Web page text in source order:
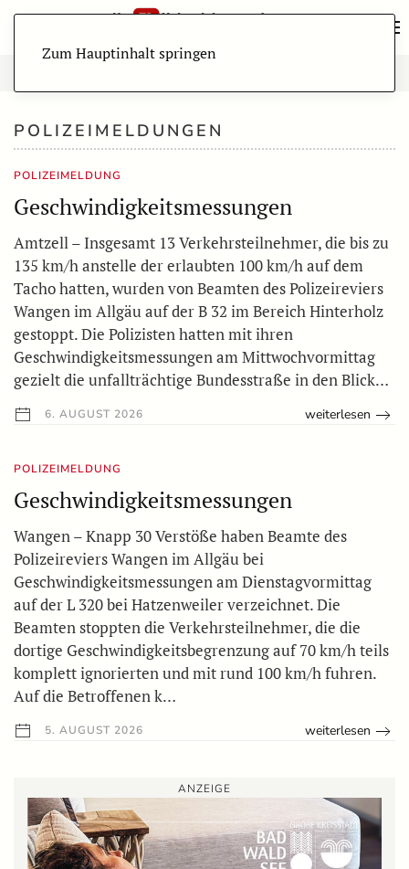
Zum Hauptinhalt springen
POLIZEIMELDUNGEN
POLIZEIMELDUNG
Geschwindigkeitsmessungen
Amtzell – Insgesamt 13 Verkehrsteilnehmer, die bis zu
135 km/h anstelle der erlaubten 100 km/h auf dem
Tacho hatten, wurden von Beamten des Polizeireviers
Wangen im Allgäu auf der B 32 im Bereich Hinterholz
gestoppt. Die Polizisten hatten mit ihren
Geschwindigkeitsmessungen am Mittwochvormittag
gezielt die unfallträchtige Bundesstraße in den Blick…
6. AUGUST 2026 weiterlesen
POLIZEIMELDUNG
Geschwindigkeitsmessungen
Wangen – Knapp 30 Verstöße haben Beamte des
Polizeireviers Wangen im Allgäu bei
Geschwindigkeitsmessungen am Dienstagvormittag
auf der L 320 bei Hatzenweiler verzeichnet. Die
Beamten stoppten die Verkehrsteilnehmer, die die
dortige Geschwindigkeitsbegrenzung auf 70 km/h teils
komplett ignorierten und mit rund 100 km/h fuhren.
Auf die Betroffenen k…
5. AUGUST 2026 weiterlesen
ANZEIGE